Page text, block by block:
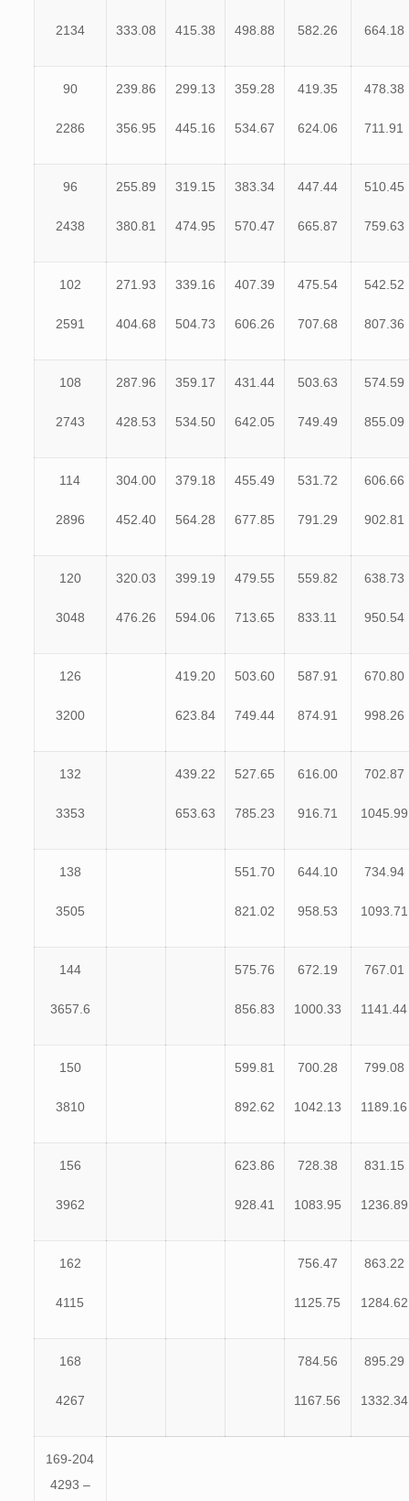
2134 333.08 415.38 498.88 582.26 664.18
90
2286
239.86
356.95
299.13
445.16
359.28
534.67
419.35
624.06
478.38
711.91
96
2438
255.89
380.81
319.15
474.95
383.34
570.47
447.44
665.87
510.45
759.63
102
2591
271.93
404.68
339.16
504.73
407.39
606.26
475.54
707.68
542.52
807.36
108
2743
287.96
428.53
359.17
534.50
431.44
642.05
503.63
749.49
574.59
855.09
114
2896
304.00
452.40
379.18
564.28
455.49
677.85
531.72
791.29
606.66
902.81
120
3048
320.03
476.26
399.19
594.06
479.55
713.65
559.82
833.11
638.73
950.54
126
3200
419.20
623.84
503.60
749.44
587.91
874.91
670.80
998.26
132
3353
439.22
653.63
527.65
785.23
616.00
916.71
702.87
1045.99
138
3505
551.70
821.02
644.10
958.53
734.94
1093.71
144
3657.6
575.76
856.83
672.19
1000.33
767.01
1141.44
150
3810
599.81
892.62
700.28
1042.13
799.08
1189.16
156
3962
623.86
928.41
728.38
1083.95
831.15
1236.89
162
4115
756.47
1125.75
863.22
1284.62
168
4267
784.56
1167.56
895.29
1332.34
169-204
4293 –